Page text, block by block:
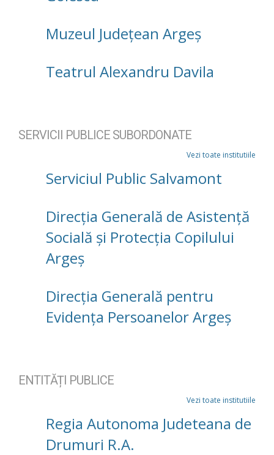
Muzeul Județean Argeș
Teatrul Alexandru Davila
SERVICII PUBLICE SUBORDONATE
Vezi toate institutiile
Serviciul Public Salvamont
Direcţia Generală de Asistenţă
Socială şi Protecţia Copilului
Argeş
Direcția Generală pentru
Evidența Persoanelor Argeș
ENTITĂȚI PUBLICE
Vezi toate institutiile
Regia Autonoma Judeteana de
Drumuri R.A.